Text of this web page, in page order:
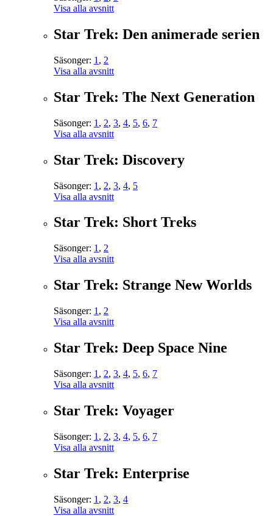
Visa alla avsnitt
Star Trek: Den animerade serien
Säsonger: 1 , 2
Visa alla avsnitt
Star Trek: The Next Generation
Säsonger: 1 , 2, 3, 4, 5, 6, 7
Visa alla avsnitt
Star Trek: Discovery
Säsonger: 1 , 2, 3, 4, 5
Visa alla avsnitt
Star Trek: Short Treks
Säsonger: 1 , 2
Visa alla avsnitt
Star Trek: Strange New Worlds
Säsonger: 1 , 2
Visa alla avsnitt
Star Trek: Deep Space Nine
Säsonger: 1 , 2, 3, 4, 5, 6, 7
Visa alla avsnitt
Star Trek: Voyager
Säsonger: 1 , 2, 3, 4, 5, 6, 7
Visa alla avsnitt
Star Trek: Enterprise
Säsonger: 1 , 2, 3, 4
Visa alla avsnitt